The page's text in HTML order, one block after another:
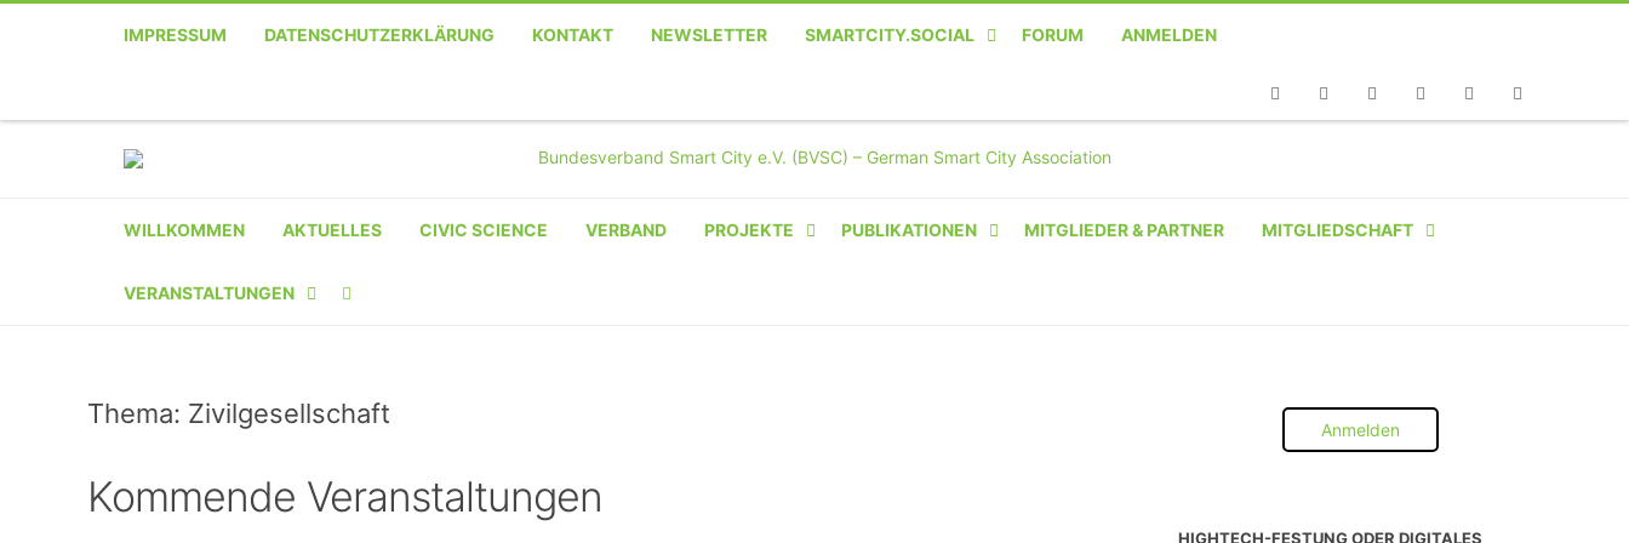
IMPRESSUM DATENSCHUTZERKLÄRUNG KONTAKT NEWSLETTER SMARTCITY.SOCIAL FORUM ANMELDEN
WILLKOMMEN AKTUELLES CIVIC SCIENCE VERBAND PROJEKTE PUBLIKATIONEN MITGLIEDER & PARTNER MITGLIEDSCHAFT
INSTITUTION
VERANSTALTUNGEN
VERANSTALTER-
VERANSTALTUNG
Thema: Zivilgesellschaft
Kommende Veranstaltungen
Anmelden
HIGHTECH-FESTUNG ODER DIGITALES